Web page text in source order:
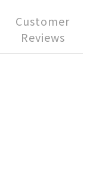
Customer
Reviews